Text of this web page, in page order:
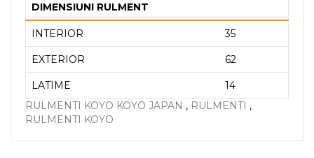
DIMENSIUNI RULMENT
INTERIOR 35
EXTERIOR 62
LATIME
14
RULMENTI KOYO KOYO JAPAN , RULMENTI ,
RULMENTI KOYO